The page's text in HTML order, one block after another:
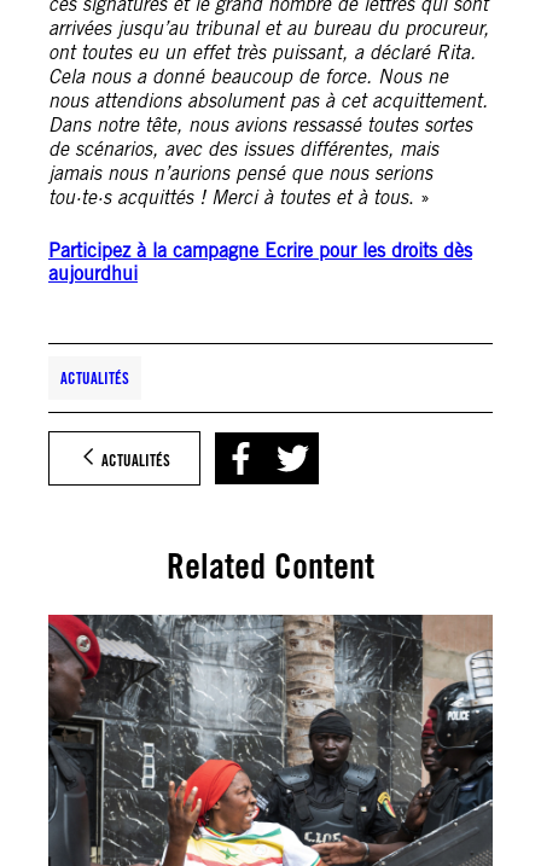
ces signatures et le grand nombre de lettres qui sont
arrivées jusqu’au tribunal et au bureau du procureur,
ont toutes eu un effet très puissant, a déclaré Rita.
Cela nous a donné beaucoup de force. Nous ne
nous attendions absolument pas à cet acquittement.
Dans notre tête, nous avions ressassé toutes sortes
de scénarios, avec des issues différentes, mais
jamais nous n’aurions pensé que nous serions
tou·te·s acquittés ! Merci à toutes et à tous. »
Participez à la campagne Ecrire pour les droits dès
aujourdhui
ACTUALITÉS
ACTUALITÉS
Related Content